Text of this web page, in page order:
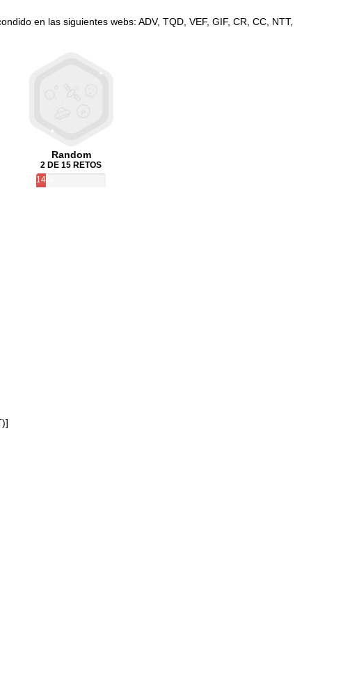
en las siguientes webs: ADV, TQD, VEF, GIF, CR, CC, NTT,
Random
2 DE 15 RETOS
14%